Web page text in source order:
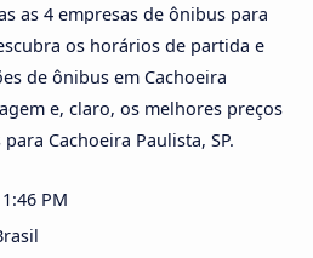
as 4 empresas de ônibus para
os horários de partida e
de ônibus em Cachoeira
e, claro, os melhores preços
Cachoeira Paulista, SP.
PM